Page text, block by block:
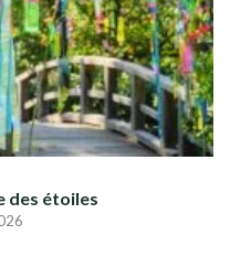
des étoiles